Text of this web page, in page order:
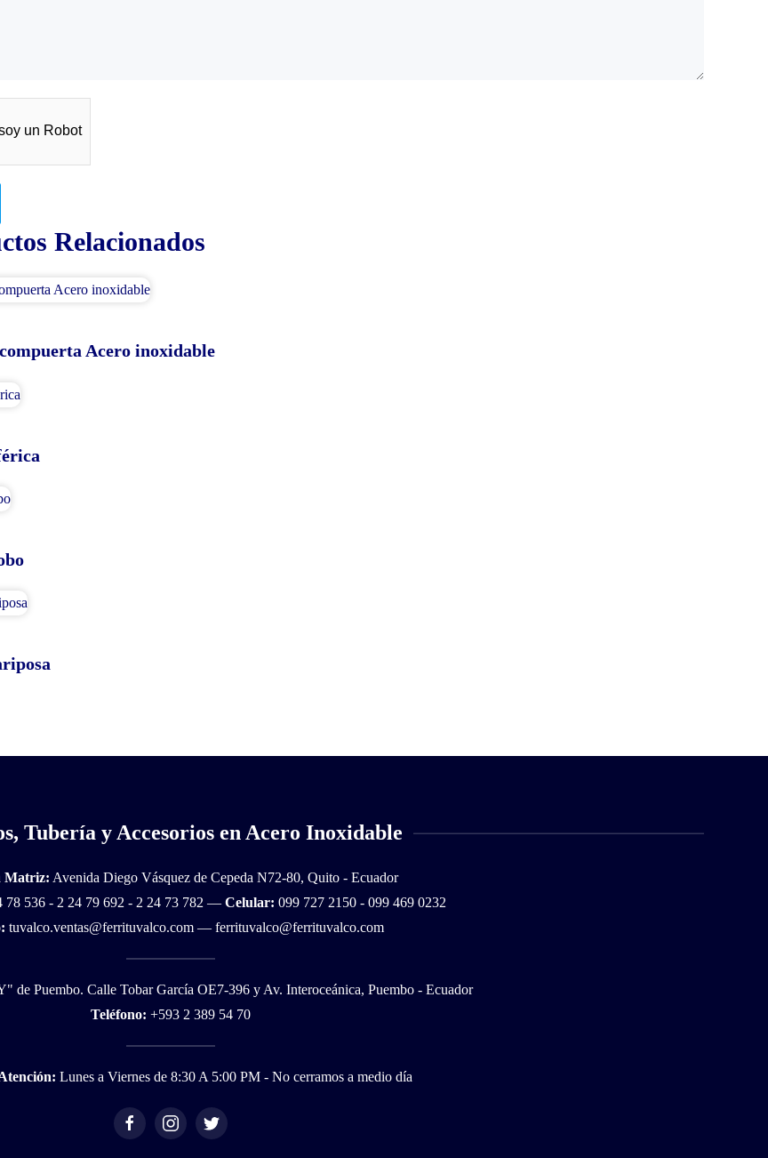
un Robot
Relacionados
Acero inoxidable
Tubería y Accesorios en Acero Inoxidable
Matriz: Avenida Diego Vásquez de Cepeda N72-80, Quito - Ecuador
78 536 - 2 24 79 692 - 2 24 73 782 — Celular: 099 727 2150- 099 469 0232
tuvalco.ventas@ferrituvalco.com — ferrituvalco@ferrituvalco.com
de Puembo. Calle Tobar García OE7-396 y Av. Interoceánica, Puembo - Ecuador
Teléfono: +593 2 389 54 70
Lunes a Viernes de 8:30 A 5:00 PM - No cerramos a medio día